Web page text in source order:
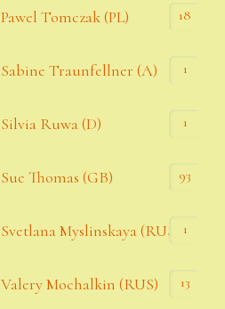
Pawel Tomczak (PL) 18
Sabine Traunfellner (A) 1
Silvia Ruwa (D) 1
Sue Thomas (GB) 93
Svetlana Myslinskaya (RUS) 1
Valery Mochalkin (RUS) 13